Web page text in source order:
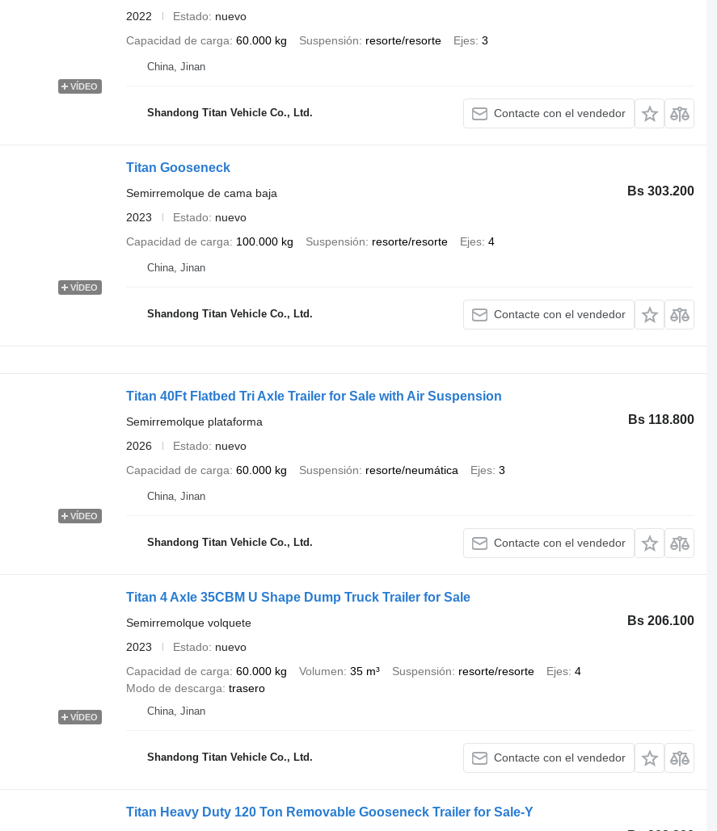
VÍDEO
2022
Estado
nuevo
Capacidad de carga 60.000 kg Suspensión resorte/resorte Ejes 3
China, Jinan
Shandong Titan Vehicle Co., Ltd. Contacte con el vendedor
VÍDEO
Titan Gooseneck
Bs 303.200
Semirremolque de cama baja
2023
Estado
nuevo
Capacidad de carga
100.000 kg Suspensión resorte/resorte Ejes 4
China, Jinan
Shandong Titan Vehicle Co., Ltd. Contacte con el vendedor
VÍDEO
Titan 40Ft Flatbed Tri Axle Trailer for Sale with Air Suspension
Bs 118.800
Semirremolque plataforma
2026
Estado
nuevo
Capacidad de carga 60.000 kg Suspensión resorte/neumática Ejes 3
China, Jinan
Shandong Titan Vehicle Co., Ltd. Contacte con el vendedor
VÍDEO
Titan 4 Axle 35CBM U Shape Dump Truck Trailer for Sale
Bs 206.100
Semirremolque volquete
2023
Estado
nuevo
Capacidad de carga 60.000 kg Volumen 35 m³ Suspensión resorte/resorte Ejes 4
Modo de descarga trasero
China, Jinan
Shandong Titan Vehicle Co., Ltd. Contacte con el vendedor
Titan Heavy Duty 120 Ton Removable Gooseneck Trailer for Sale-Y